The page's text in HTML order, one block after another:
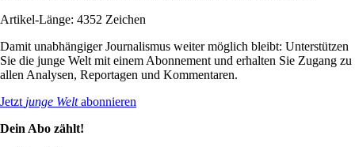
Artikel-Länge: 4352 Zeichen
Damit unabhängiger Journalismus weiter möglich bleibt: Unterstützen
Sie die junge Welt mit einem Abonnement und erhalten Sie Zugang zu
allen Analysen, Reportagen und Kommentaren.
Jetzt junge Weltabonnieren
Dein Abo zählt!